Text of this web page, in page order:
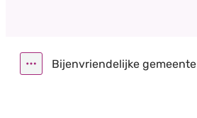
Toon alle broodkruimel items
Bijenvriendelijke gemeente